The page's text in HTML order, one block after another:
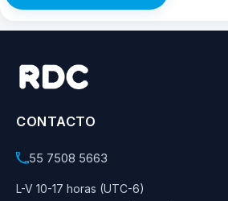
CONTACTO
55 7508 5663
L-V 10-17 horas (UTC-6)